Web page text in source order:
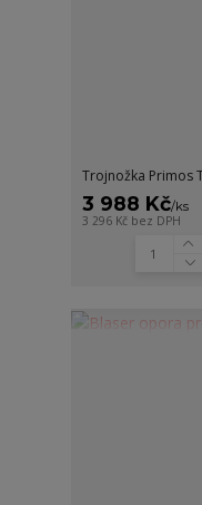
Trojnožka Primos
3 988 Kč/ks
3 296 Kč bez DPH